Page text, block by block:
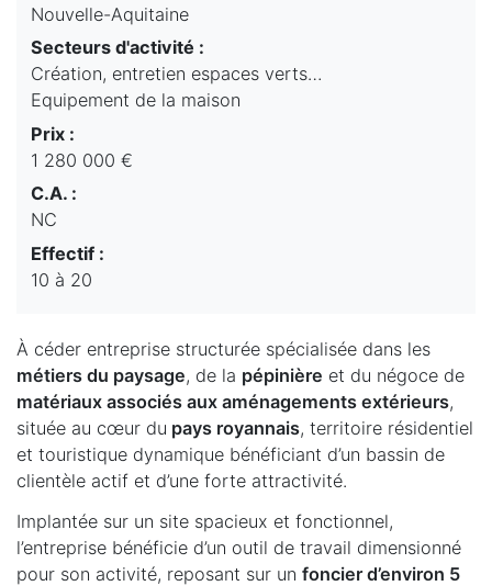
Nouvelle-Aquitaine
Secteurs d'activité :
Création, entretien espaces verts…
Equipement de la maison
Prix :
1 280 000 €
C.A. :
NC
Effectif :
10 à 20
À céder entreprise structurée spécialisée dans les
métiers du paysage, de la pépinière et du négoce de
matériaux associés aux aménagements extérieurs,
située au cœur du pays royannais, territoire résidentiel
et touristique dynamique bénéficiant d’un bassin de
clientèle actif et d’une forte attractivité.
Implantée sur un site spacieux et fonctionnel,
l’entreprise bénéficie d’un outil de travail dimensionné
pour son activité, reposant sur un foncier d’environ 5